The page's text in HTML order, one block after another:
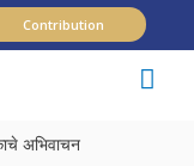
Contribution
अभिवाचन